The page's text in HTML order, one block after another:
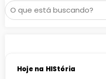
Pesquisar
Hoje na HIStória